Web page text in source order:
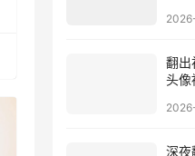
翻出
头像
深夜